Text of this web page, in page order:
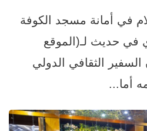
في أمانة مسجد الكوفة
في حديث لـ(الموقع
الثقافي الدولي
أما...